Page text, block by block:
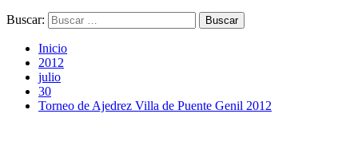
Buscar:
Inicio
2012
julio
30
Torneo de Ajedrez Villa de Puente Genil 2012